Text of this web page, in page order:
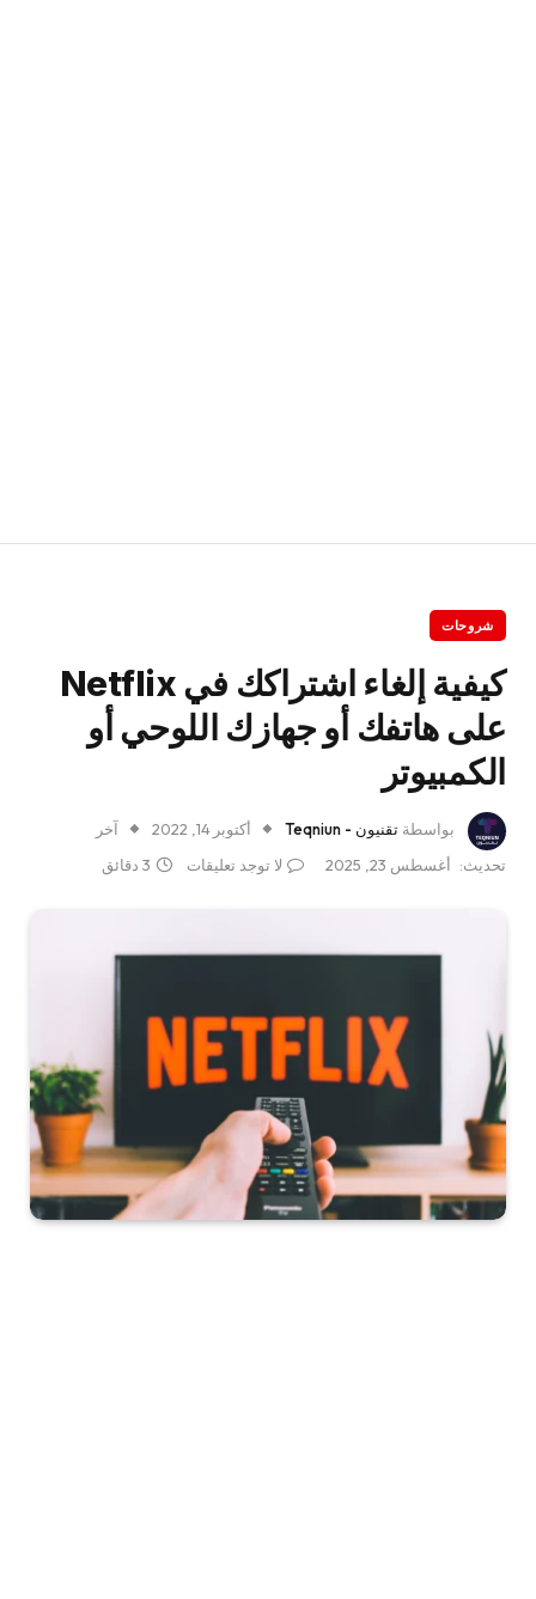
شروحات
كيفية إلغاء اشتراكك في Netflix
على هاتفك أو جهازك اللوحي أو
الكمبيوتر
بواسطة تقنيون - Teqniun أكتوبر 14, 2022
آخر
تحديث:
أغسطس 23, 2025 لا توجد تعليقات 3 دقائق